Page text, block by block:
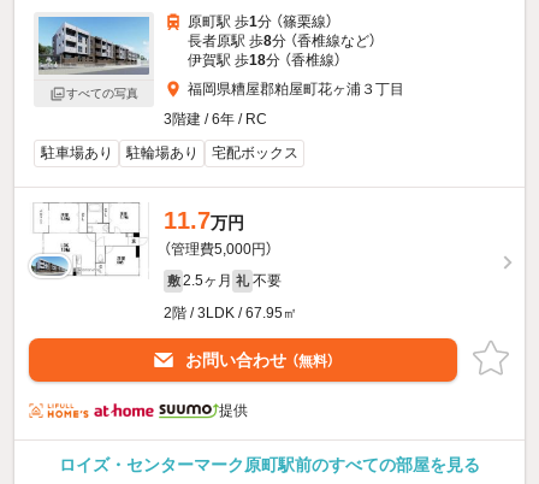
すべての写真
原町駅 歩1分 （篠栗線）
長者原駅 歩8分 （香椎線など）
伊賀駅 歩18分 （香椎線）
福岡県糟屋郡粕屋町花ヶ浦３丁目
3階建 / 6年 / RC
駐車場あり
駐輪場あり 宅配ボックス
11.7万円
（管理費5,000円）
敷 2.5ヶ月 礼 不要
2階 / 3LDK / 67.95㎡
お問い合わせ （無料）
提供
ロイズ・センターマーク原町駅前のすべての部屋を見る